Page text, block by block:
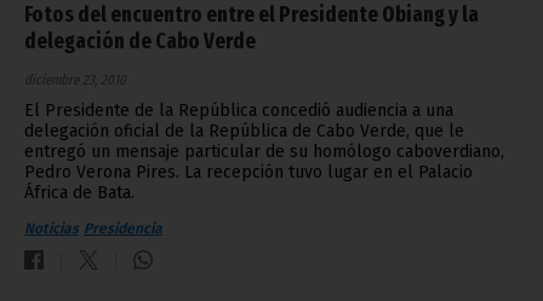
Fotos del encuentro entre el Presidente Obiang y la
delegación de Cabo Verde
diciembre 23, 2010
El Presidente de la República concedió audiencia a una
delegación oficial de la República de Cabo Verde, que le
entregó un mensaje particular de su homólogo caboverdiano,
Pedro Verona Pires. La recepción tuvo lugar en el Palacio
África de Bata.
Noticias Presidencia